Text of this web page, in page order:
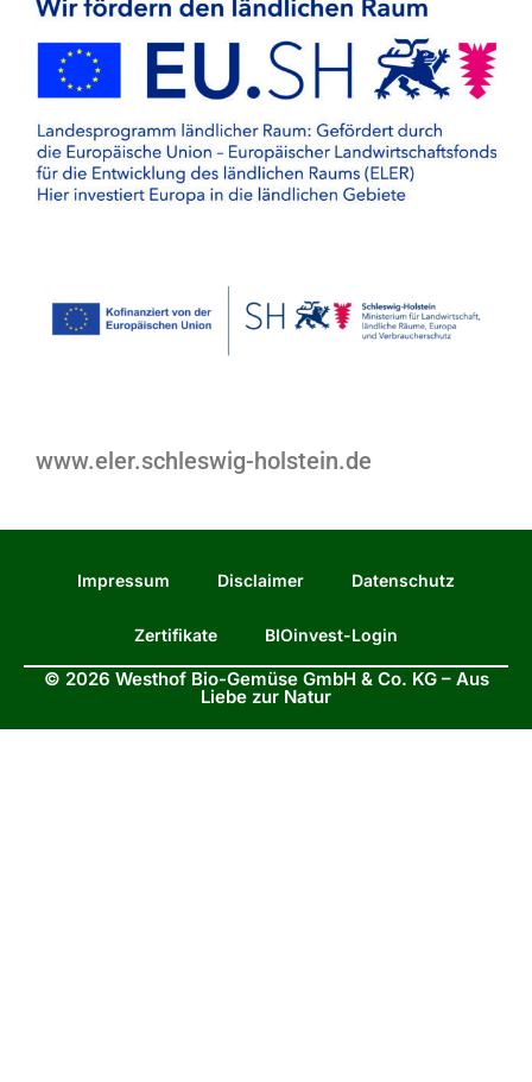
www.eler.schleswig-holstein.de
Impressum Disclaimer Datenschutz
Zertifikate BIOinvest-Login
© 2026 Westhof Bio-Gemüse GmbH & Co. KG – Aus
Liebe zur Natur